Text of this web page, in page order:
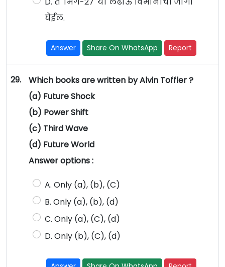
घेईल.
Answer Share On WhatsApp Report
29.
Which books are written by Alvin Toffler ?
(a) Future Shock
(b) Power Shift
(c) Third Wave
(d) Future World
Answer options :
A. Only (a), (b), (C)
B. Only (a), (b), (d)
C. Only (a), (C), (d)
D. Only (b), (C), (d)